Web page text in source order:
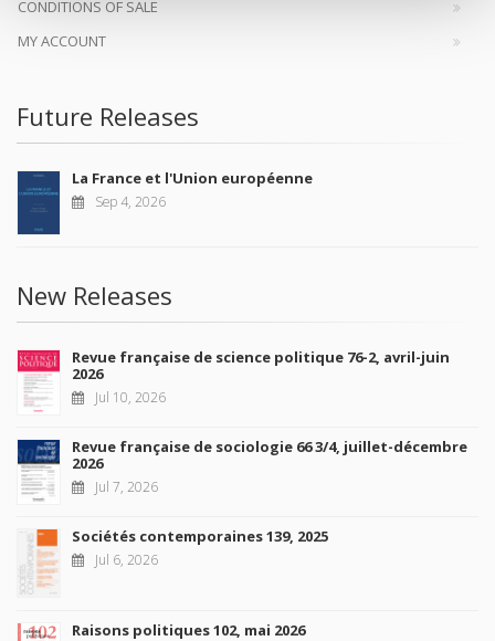
CONDITIONS OF SALE
MY ACCOUNT
Future Releases
La France et l'Union européenne
Sep 4, 2026
New Releases
Revue française de science politique 76-2, avril-juin
2026
Jul 10, 2026
Revue française de sociologie 66 3/4, juillet-décembre
2026
Jul 7, 2026
Sociétés contemporaines 139, 2025
Jul 6, 2026
Raisons politiques 102, mai 2026